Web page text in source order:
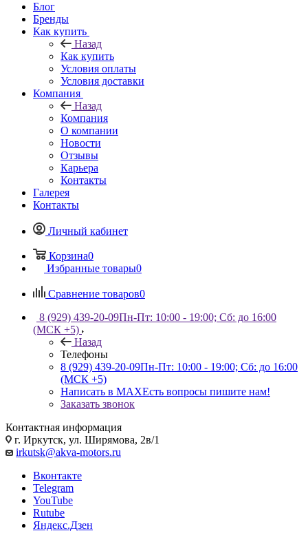
Блог
Бренды
Как купить
Назад
Как купить
Условия оплаты
Условия доставки
Компания
Назад
Компания
О компании
Новости
Отзывы
Карьера
Контакты
Галерея
Контакты
Личный кабинет
Корзина0
Избранные товары0
Сравнение товаров0
8 (929) 439-20-09Пн-Пт: 10:00 - 19:00; Сб: до 16:00
(МСК +5)
Назад
Телефоны
8 (929) 439-20-09Пн-Пт: 10:00 - 19:00; Сб: до 16:00
(МСК +5)
Написать в MAXЕсть вопросы пишите нам!
Заказать звонок
Контактная информация
г. Иркутск, ул. Ширямова, 2в/1
irkutsk@akva-motors.ru
Вконтакте
Telegram
YouTube
Rutube
Яндекс.Дзен